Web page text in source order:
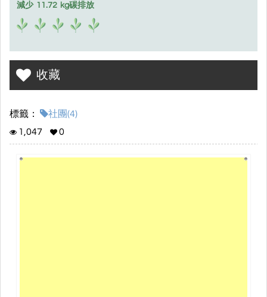
減少 11.72 kg碳排放
收藏
標籤：
社團(4)
1,047
0